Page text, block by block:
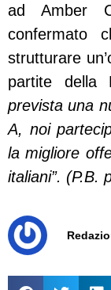
ad Amber
confermato
strutturare
partite della
prevista una
A, noi
la migliore
italiani”. (P.B.